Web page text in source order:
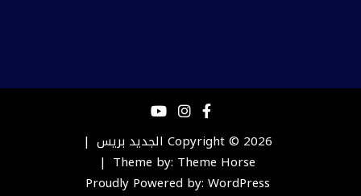
Copyright © 2026 الجديد بريس
Theme by: Theme Horse
Proudly Powered by: WordPress